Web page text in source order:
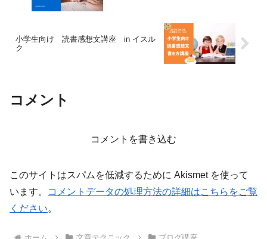
小学生向け 読書感想文講座 in イスル
ク
コメント
コメントを書き込む
このサイトはスパムを低減するために Akismet を使って
います。
コメントデータの処理方法の詳細はこちらをご覧
ください。